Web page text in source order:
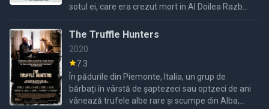
sotul ei, care era crezut mort in Al Doilea Razboi
Mondial, are o noua viata in Rusia......
The Truffle Hunters
2020
7.3
În pădurile din Piemonte, Italia, un grup de
bărbați în vârstă de șaptezeci sau optzeci de ani
vânează trufele albe rare și scumpe din Alba,